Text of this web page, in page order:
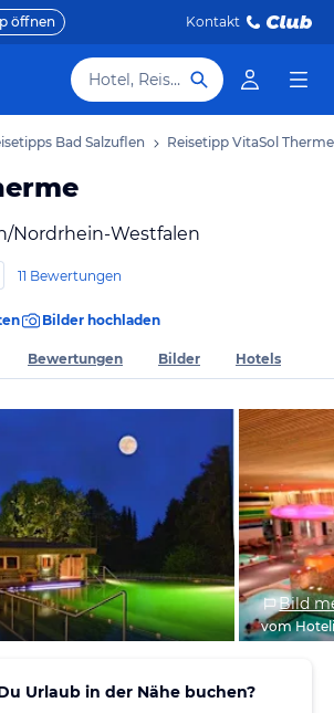
öffnen Kontakt
Hotel, Reiseziel
Bad Salzuflen Reisetipp VitaSol Therme
Nordrhein-Westfalen
11 Bewertungen
Bilder hochladen
Bewertungen Bilder Hotels
Bild
vom
Urlaub in der Nähe buchen?